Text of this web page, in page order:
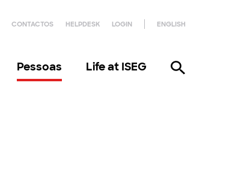
CONTACTOS HELPDESK LOGIN ENGLISH
Pessoas Life at ISEG